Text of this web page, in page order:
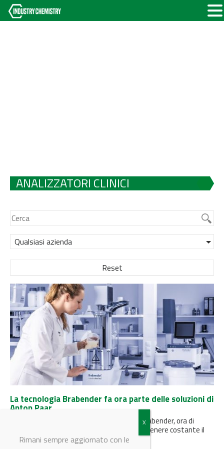
ANALIZZATORI CLINICI
Qualsiasi azienda
Reset
La tecnologia Brabender fa ora parte delle soluzioni di
Anton Paar
Scoprite una vasta gamma di strumenti Brabender, ora di
produzione Anton Paar, essenziali per mantenere costante il
livello qualitativo di...
Rimani sempre aggiornato con le